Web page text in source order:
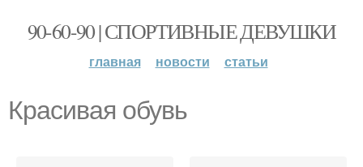
90-60-90 | СПОРТИВНЫЕ ДЕВУШКИ
главная новости статьи
Красивая обувь